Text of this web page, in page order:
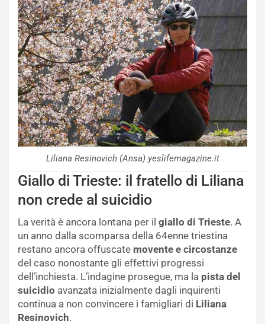
Liliana Resinovich (Ansa) yeslifemagazine.it
Giallo di Trieste: il fratello di Liliana
non crede al suicidio
La verità è ancora lontana per il giallo di Trieste. A
un anno dalla scomparsa della 64enne triestina
restano ancora offuscate movente e circostanze
del caso nonostante gli effettivi progressi
dell’inchiesta. L’indagine prosegue, ma la pista del
suicidio avanzata inizialmente dagli inquirenti
continua a non convincere i famigliari di Liliana
Resinovich.